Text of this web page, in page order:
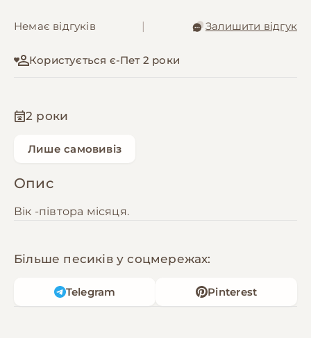
Немає відгуків Залишити відгук
Користується є-Пет 2 роки
2 роки
Лише самовивіз
Опис
Вік -півтора місяця.
Більше песиків у соцмережах:
Telegram Pinterest